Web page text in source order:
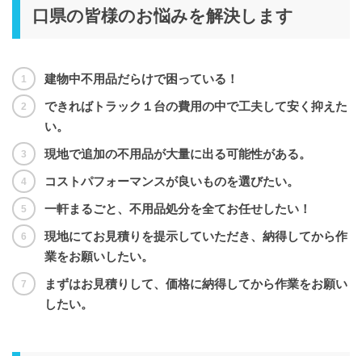
口県の皆様のお悩みを解決します
建物中不用品だらけで困っている！
できればトラック１台の費用の中で工夫して安く抑えた
い。
現地で追加の不用品が大量に出る可能性がある。
コストパフォーマンスが良いものを選びたい。
一軒まるごと、不用品処分を全てお任せしたい！
現地にてお見積りを提示していただき、納得してから作
業をお願いしたい。
まずはお見積りして、価格に納得してから作業をお願い
したい。